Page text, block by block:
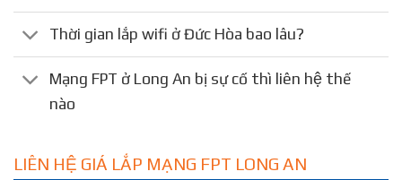
Thời gian lắp wifi ở Đức Hòa bao lâu?
Mạng FPT ở Long An bị sự cố thì liên hệ thế
nào
LIÊN HỆ GIÁ LẮP MẠNG FPT LONG AN